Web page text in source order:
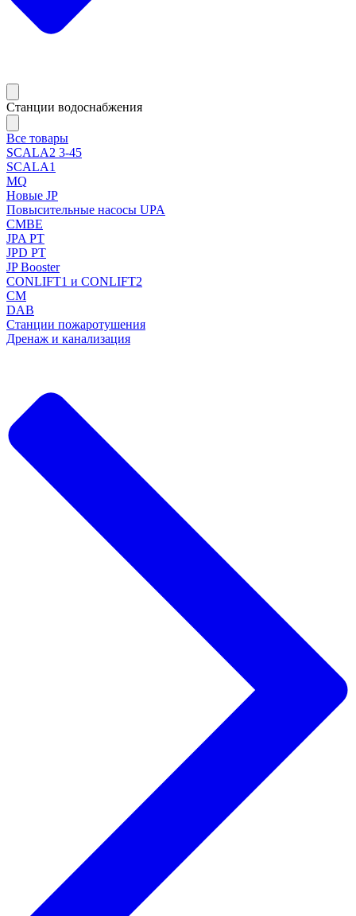
Станции водоснабжения
Все товары
SCALA2 3-45
SCALA1
MQ
Новые JP
Повысительные насосы UPA
CMBE
JPA PT
JPD PT
JP Booster
CONLIFT1 и CONLIFT2
CM
DAB
Станции пожаротушения
Дренаж и канализация